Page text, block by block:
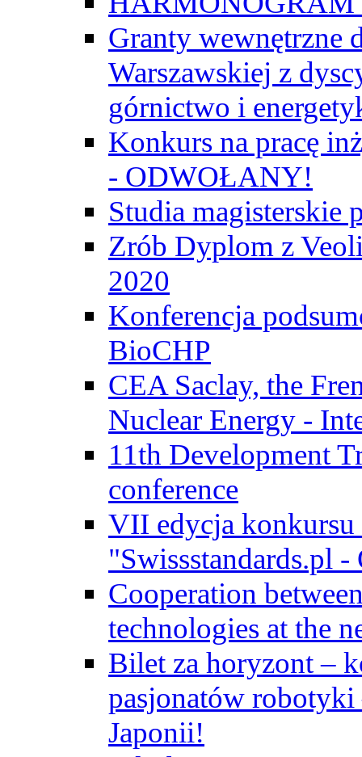
Granty wewnętrzne
Warszawskiej z
górnictwo i
Konkurs na pracę
- ODWOŁANY!
Studia magisterskie
Zrób Dyplom z
2020
Konferencja
BioCHP
CEA Saclay, the
Nuclear Energy -
11th Development
conference
VII edycja konkursu
"Swissstandards.pl
Cooperation
technologies at the
Bilet za horyzont –
pasjonatów
Japonii!